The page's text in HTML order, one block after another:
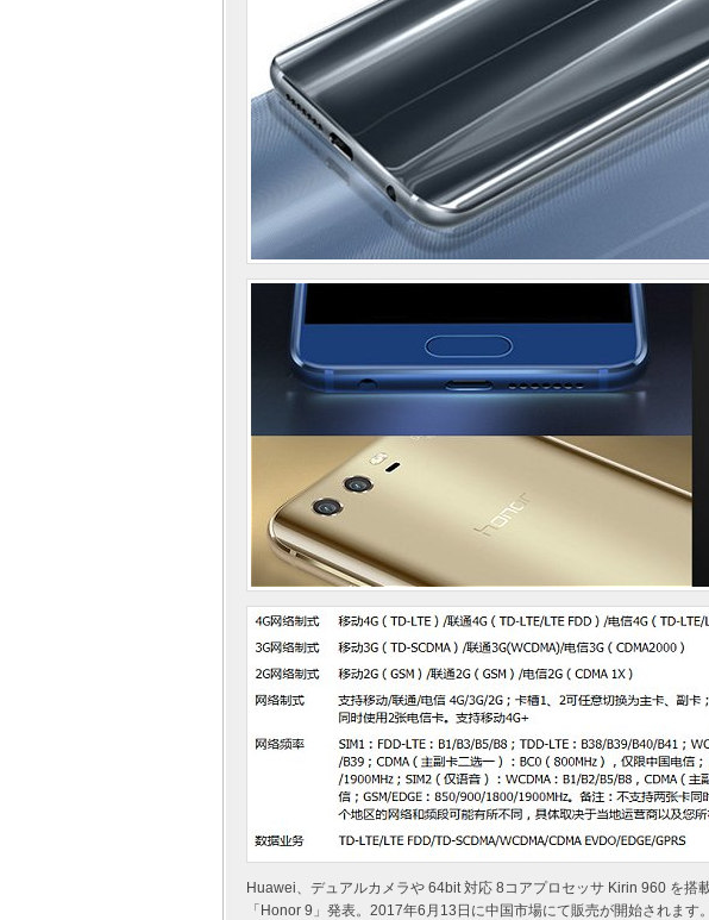
Huawei、デュアルカメラや 64bit 対応 8コアプロセッサ Kirin 960 を搭
「Honor 9」発表。2017年6月13日に中国市場にて販売が開始されます